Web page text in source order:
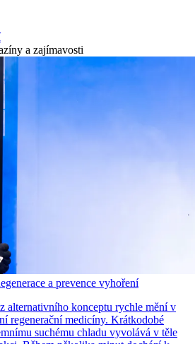
a zajímavosti
a prevence vyhoření
alternativního konceptu rychle mění v
regenerační medicíny. Krátkodobé
suchému chladu vyvolává v těle